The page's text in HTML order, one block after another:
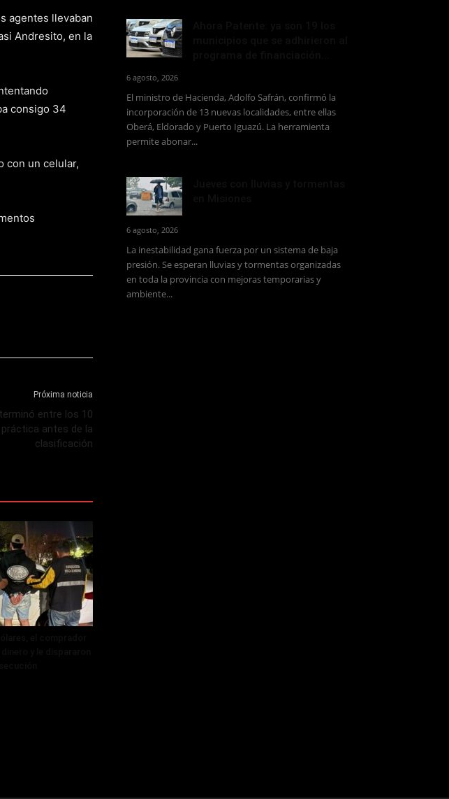
agentes llevaban
Andresito, en la
consigo 34
con un celular,
Próxima noticia
entre los 10
antes de la
clasificación
6 agosto, 2026
El ministro de Hacienda, Adolfo Safrán, confirmó la
incorporación de 13 nuevas localidades, entre ellas
Oberá, Eldorado y Puerto Iguazú. La herramienta
permite abonar...
6 agosto, 2026
La inestabilidad gana fuerza por un sistema de baja
presión. Se esperan lluvias y tormentas organizadas
en toda la provincia con mejoras temporarias y
ambiente...